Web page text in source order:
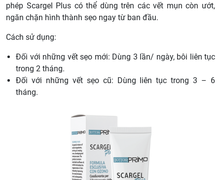
phép Scargel Plus có thể dùng trên các vết mụn còn ướt,
ngăn chặn hình thành sẹo ngay từ ban đầu.
Cách sử dụng:
Đối với những vết sẹo mới: Dùng 3 lần/ ngày, bôi liên tục
trong 2 tháng.
Đối với những vết sẹo cũ: Dùng liên tục trong 3 – 6
tháng.